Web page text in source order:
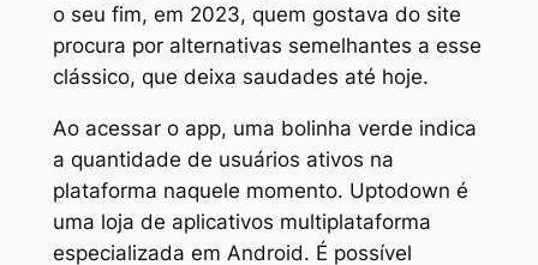
o seu fim, em 2023, quem gostava do site
procura por alternativas semelhantes a esse
clássico, que deixa saudades até hoje.
Ao acessar o app, uma bolinha verde indica
a quantidade de usuários ativos na
plataforma naquele momento. Uptodown é
uma loja de aplicativos multiplataforma
especializada em Android. É possível